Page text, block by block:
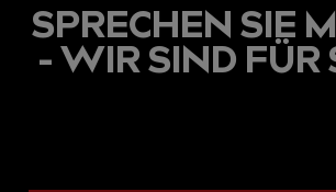
SPRECHEN SIE
- WIR SIND FÜR